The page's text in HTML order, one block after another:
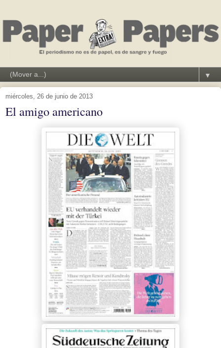
▼
miércoles, 26 de junio de 2013
El amigo americano